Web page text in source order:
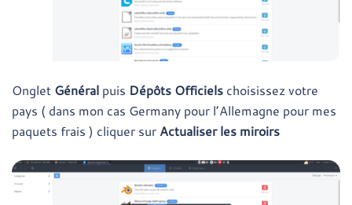
Onglet Général puis Dépôts Officiels choisissez votre
pays ( dans mon cas Germany pour l’Allemagne pour mes
paquets frais ) cliquer sur Actualiser les miroirs